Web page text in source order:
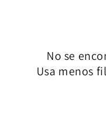
No se
Usa menos